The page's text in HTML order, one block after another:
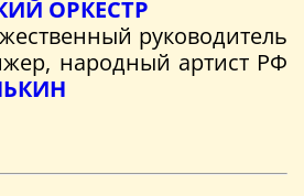
ОРКЕСТР
руководитель
народный артист РФ